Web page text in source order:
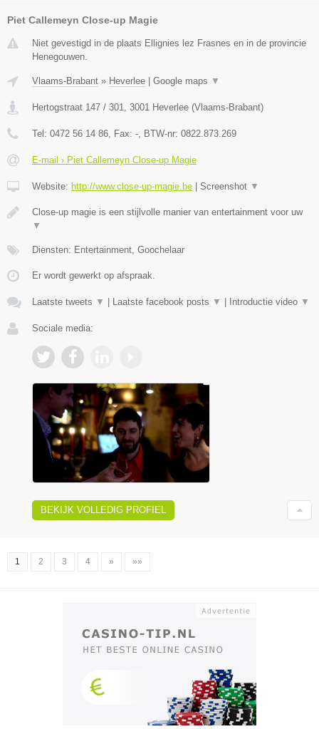
Piet Callemeyn Close-up Magie
Niet gevestigd in de plaats Ellignies lez Frasnes en in de provincie
Henegouwen.
Vlaams-Brabant » Heverlee Google maps ▼
Hertogstraat 147 / 301, 3001 Heverlee (Vlaams-Brabant)
Tel: 0472 56 14 86, Fax: -, BTW-nr: 0822.873.269
E-mail › Piet Callemeyn Close-up Magie
Website: http://www.close-up-magie.be Screenshot ▼
Close-up magie is een stijlvolle manier van entertainment voor uw
▼
Diensten: Entertainment, Goochelaar
Er wordt gewerkt op afspraak.
Laatste tweets ▼ Laatste facebook posts ▼ Introductie video ▼
Sociale media:
BEKIJK VOLLEDIG PROFIEL
1 2 3 4 » »»